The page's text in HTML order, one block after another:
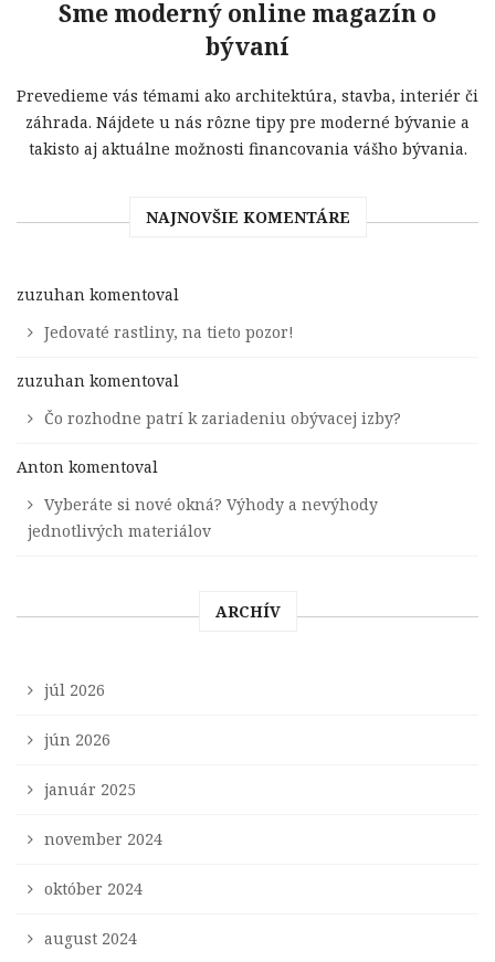
Sme moderný online magazín o
bývaní
Prevedieme vás témami ako architektúra, stavba, interiér či
záhrada. Nájdete u nás rôzne tipy pre moderné bývanie a
takisto aj aktuálne možnosti financovania vášho bývania.
NAJNOVŠIE KOMENTÁRE
zuzuhan komentoval
Jedovaté rastliny, na tieto pozor!
zuzuhan komentoval
Čo rozhodne patrí k zariadeniu obývacej izby?
Anton komentoval
Vyberáte si nové okná? Výhody a nevýhody
jednotlivých materiálov
ARCHÍV
júl 2026
jún 2026
január 2025
november 2024
október 2024
august 2024